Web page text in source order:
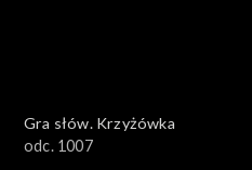
Gra słów. Krzyżówka
odc. 1007